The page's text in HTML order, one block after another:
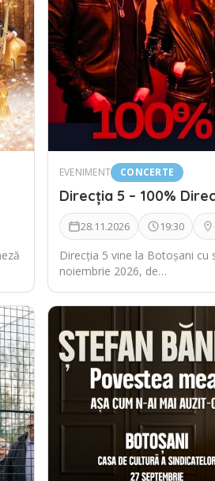
EVENIMENT CONCERTE
Direcția 5 – 100%
28.11.2026 19:30
Direcția 5 vine la Botoșani cu
noiembrie 2026, de…